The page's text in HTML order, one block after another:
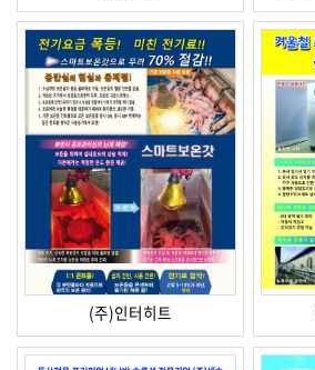
(주)인터히트